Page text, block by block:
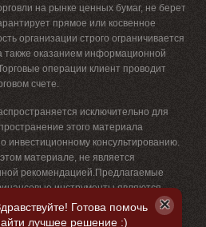
на рынке ценных бумаг, не берет
прямое или косвенное
организации строго ограничивается
также оказанием информационной
операции клиент проводит
счете.
исключительно для
этого материала
инвестиционному консультированию.
материале, не является
рекомендацией.Предлагаемые
инструменты являются
к потере денежных средств.
ознакомиться с рисками, с которыми
Готова помочь
лучшее решение :)
×